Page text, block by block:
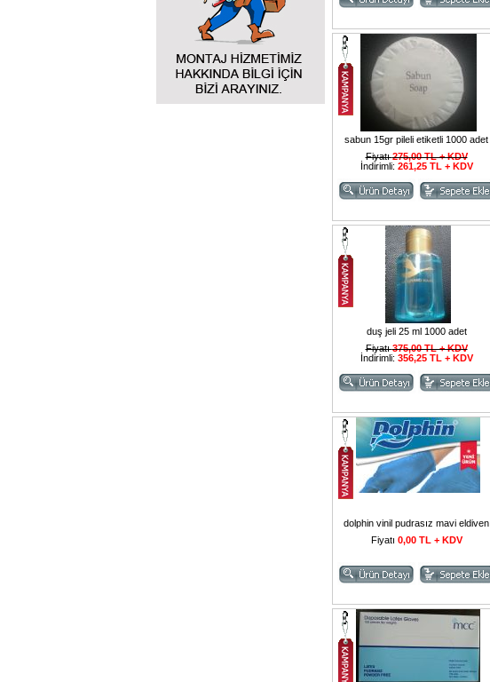
sabun 15gr pileli etiketli 1000 adet
Fiyatı275,00 TL + KDV
İndirimli: 261,25 TL + KDV
duş jeli 25 ml 1000 adet
Fiyatı375,00 TL + KDV
İndirimli: 356,25 TL + KDV
dolphin vinil pudrasız mavi eldiven
Fiyatı 0,00 TL + KDV